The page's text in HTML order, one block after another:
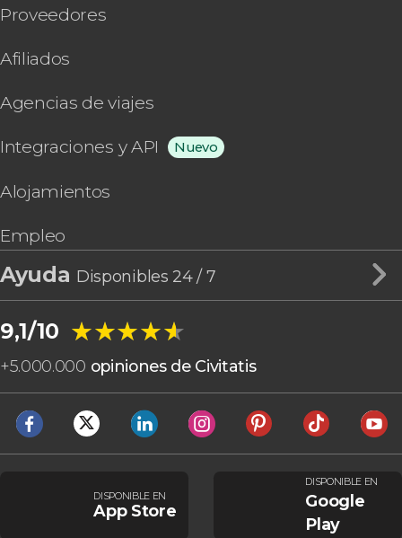
Proveedores
Afiliados
Agencias de viajes
Integraciones y API Nuevo
Alojamientos
Empleo
Ayuda Disponibles 24 / 7
9,1/10 ★★★★★
★★★★★
+5.000.000 opiniones de Civitatis
DISPONIBLE EN
App Store
DISPONIBLE EN
Google
Play